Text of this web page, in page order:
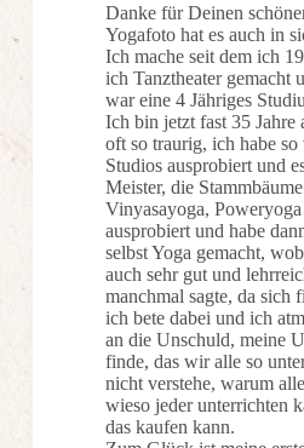
Danke für Deinen
Yogafoto hat es auch in
Ich mache seit dem ich
ich Tanztheater gemacht
war eine 4 Jähriges
Ich bin jetzt fast 35 Jahre
oft so traurig, ich habe so
Studios ausprobiert und
Meister, die
Vinyasayoga,
ausprobiert und habe
selbst Yoga gemacht,
auch sehr gut und
manchmal sagte, da sich
ich bete dabei und ich
an die Unschuld, meine
finde, das wir alle so
nicht verstehe, warum
wieso jeder unterrichten
das kaufen kann.